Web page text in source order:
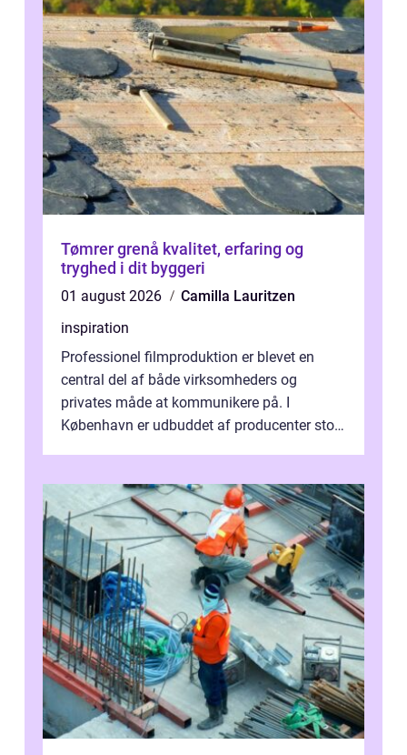
Tømrer grenå kvalitet, erfaring og
tryghed i dit byggeri
01 august 2026
Camilla Lauritzen
inspiration
Professionel filmproduktion er blevet en
central del af både virksomheders og
privates måde at kommunikere på. I
København er udbuddet af producenter stort,